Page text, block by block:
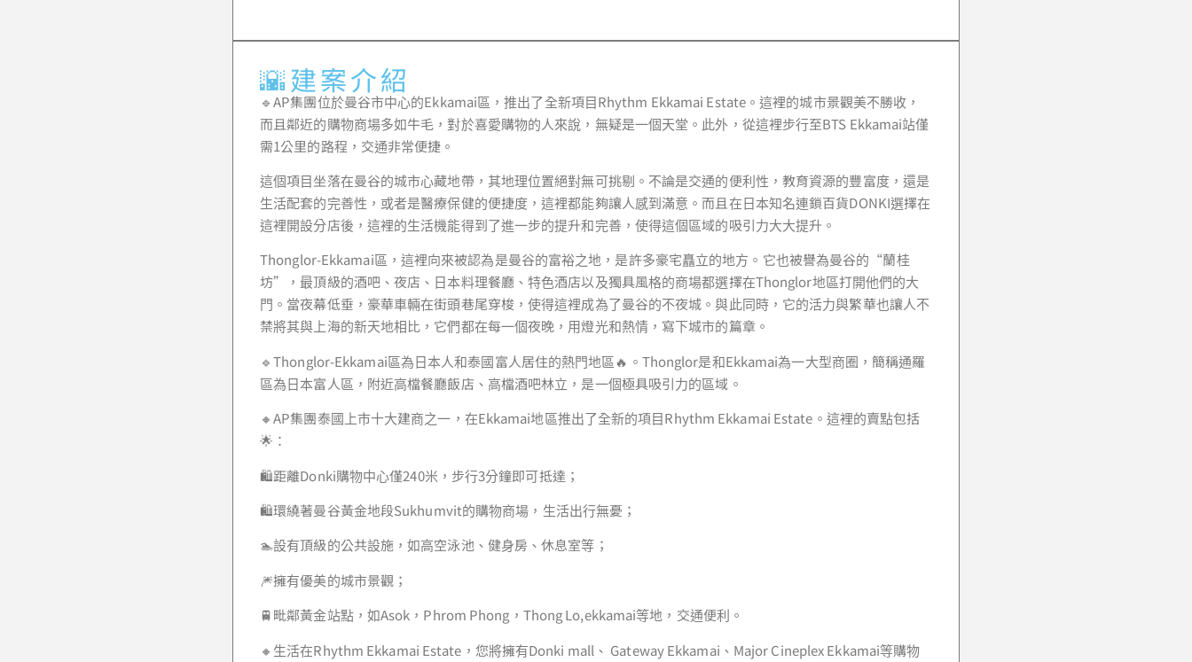
🌇建案介紹
🔹AP集團位於曼谷市中心的Ekkamai區，推出了全新項目Rhythm Ekkamai Estate。這裡的城市景觀美不勝收，
而且鄰近的購物商場多如牛毛，對於喜愛購物的人來說，無疑是一個天堂。此外，從這裡步行至BTS Ekkamai站僅
需1公里的路程，交通非常便捷。
這個項目坐落在曼谷的城市心藏地帶，其地理位置絕對無可挑剔。不論是交通的便利性，教育資源的豐富度，還是
生活配套的完善性，或者是醫療保健的便捷度，這裡都能夠讓人感到滿意。而且在日本知名連鎖百貨DONKI選擇在
這裡開設分店後，這裡的生活機能得到了進一步的提升和完善，使得這個區域的吸引力大大提升。
Thonglor-Ekkamai區，這裡向來被認為是曼谷的富裕之地，是許多豪宅矗立的地方。它也被譽為曼谷的“蘭桂
坊”，最頂級的酒吧、夜店、日本料理餐廳、特色酒店以及獨具風格的商場都選擇在Thonglor地區打開他們的大
門。當夜幕低垂，豪華車輛在街頭巷尾穿梭，使得這裡成為了曼谷的不夜城。與此同時，它的活力與繁華也讓人不
禁將其與上海的新天地相比，它們都在每一個夜晚，用燈光和熱情，寫下城市的篇章。
🔹Thonglor-Ekkamai區為日本人和泰國富人居住的熱門地區🔥。Thonglor是和Ekkamai為一大型商圈，簡稱通羅
區為日本富人區，附近高檔餐廳飯店、高檔酒吧林立，是一個極具吸引力的區域。
🔸AP集團泰國上市十大建商之一，在Ekkamai地區推出了全新的項目Rhythm Ekkamai Estate。這裡的賣點包括
🌟：
🛍️距離Donki購物中心僅240米，步行3分鐘即可抵達；
🛍️環繞著曼谷黃金地段Sukhumvit的購物商場，生活出行無憂；
🏊設有頂級的公共設施，如高空泳池、健身房、休息室等；
🎆擁有優美的城市景觀；
🚆毗鄰黃金站點，如Asok，Phrom Phong，Thong Lo,ekkamai等地，交通便利。
🔸生活在Rhythm Ekkamai Estate，您將擁有Donki mall、 Gateway Ekkamai、Major Cineplex Ekkamai等購物